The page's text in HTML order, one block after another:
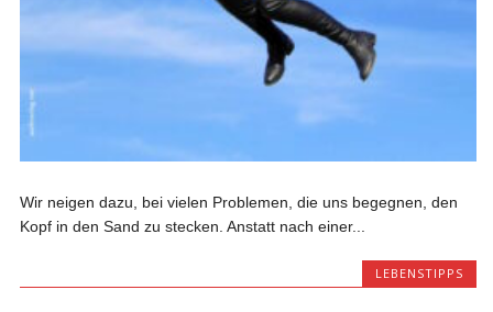
Wir neigen dazu, bei vielen Problemen, die uns begegnen, den
Kopf in den Sand zu stecken. Anstatt nach einer...
LEBENSTIPPS